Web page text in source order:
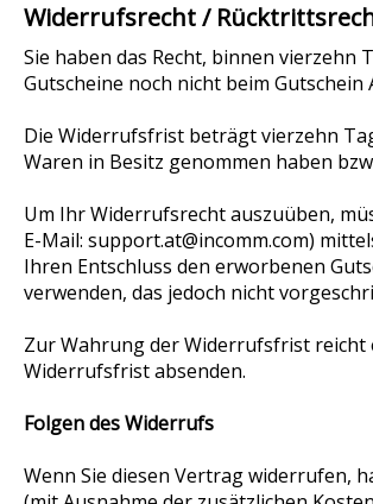
Widerrufsrecht /
Sie haben das Recht, binnen
Gutscheine noch nicht beim
Die Widerrufsfrist beträgt vierzehn
Waren in Besitz genommen haben
Um Ihr Widerrufsrecht auszuüben,
E-Mail: support.at@incomm.com)
Ihren Entschluss den erworbenen
verwenden, das jedoch nicht
Zur Wahrung der Widerrufsfrist reicht
Widerrufsfrist absenden.
Folgen des Widerrufs
Wenn Sie diesen Vertrag widerrufen,